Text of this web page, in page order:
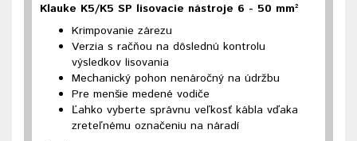
Klauke K5/K5 SP lisovacie nástroje 6 - 50 mm²
Krimpovanie zárezu
Verzia s račňou na dôslednú kontrolu
výsledkov lisovania
Mechanický pohon nenáročný na údržbu
Pre menšie medené vodiče
Ľahko vyberte správnu veľkosť kábla vďaka
zreteľnému označeniu na náradí